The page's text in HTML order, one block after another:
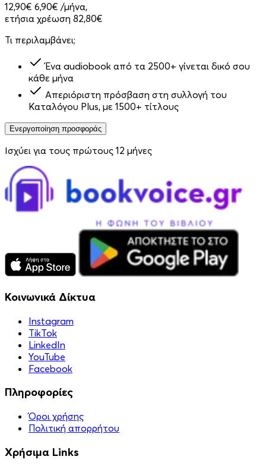
12,90€ 6,90€ /μήνα,
ετήσια χρέωση 82,80€
Τι περιλαμβάνει;
Ένα audiobook από τα 2500+ γίνεται δικό σου
κάθε μήνα
Απεριόριστη πρόσβαση στη συλλογή του
Καταλόγου Plus, με 1500+ τίτλους
Ενεργοποίηση προσφοράς
Ισχύει για τους πρώτους 12 μήνες
Κοινωνικά Δίκτυα
Instagram
TikTok
LinkedIn
YouTube
Facebook
Πληροφορίες
Όροι χρήσης
Πολιτική απορρήτου
Χρήσιμα Links